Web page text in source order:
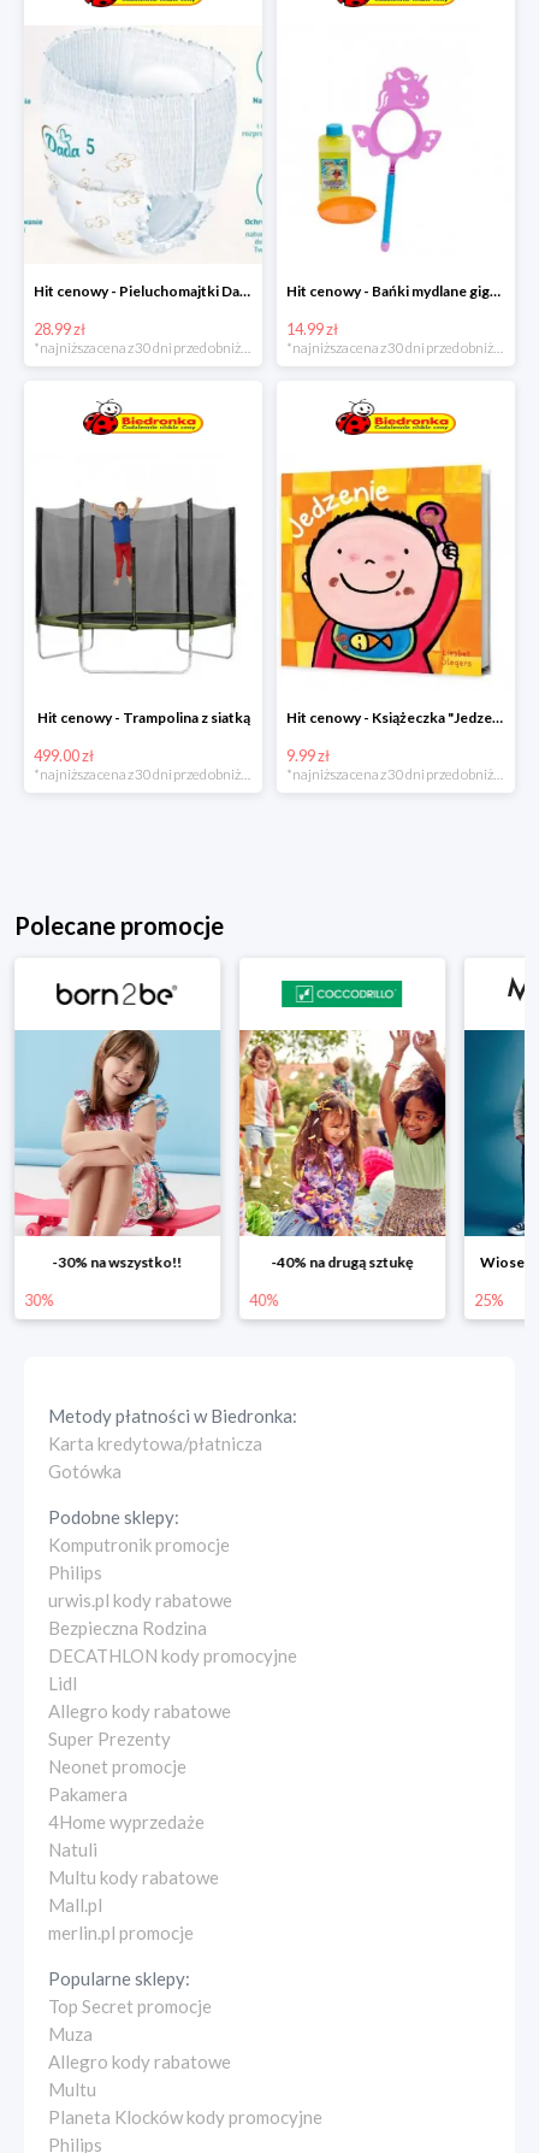
Hit cenowy - Pieluchomajtki Dada Pants
28.99 zł
Hit cenowy - Bańki mydlane gigant lub płyn uzupełniający
14.99 zł
Hit cenowy - Trampolina z siatką
499.00 zł
Hit cenowy - Książeczka "Jedzenie"
9.99 zł
Polecane promocje
-30% na wszystko!!
30%
-40% na drugą sztukę
40% 25%
Metody płatności wBiedronka:
Karta kredytowa/płatnicza
Gotówka
Podobne sklepy:
Komputronik promocje
Philips
urwis.pl kody rabatowe
Bezpieczna Rodzina
DECATHLON kody promocyjne
Lidl
Allegro kody rabatowe
Super Prezenty
Neonet promocje
Pakamera
4Home wyprzedaże
Natuli
Multu kody rabatowe
Mall.pl
merlin.pl promocje
Popularne sklepy:
Top Secret promocje
Muza
Allegro kody rabatowe
Multu
Planeta Klocków kody promocyjne
Philips